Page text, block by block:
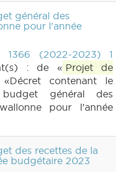
général des
pour l'année
(2022-2023) 1
: de « Projet de
contenant le
général des
pour l’année
des recettes de la
budgétaire 2023